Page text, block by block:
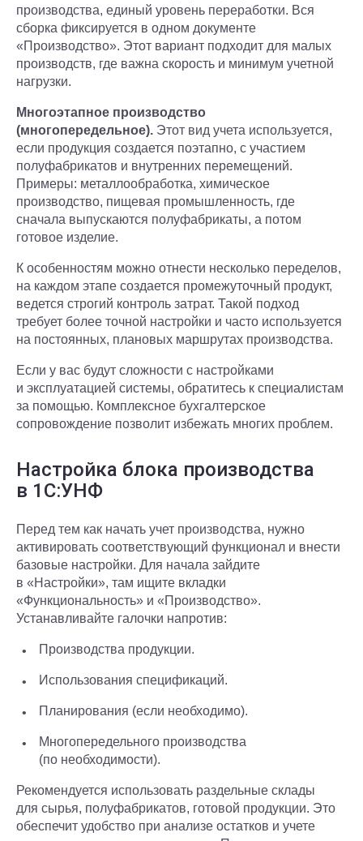
производства, единый уровень переработки. Вся
сборка фиксируется в одном документе
«Производство». Этот вариант подходит для малых
производств, где важна скорость и минимум учетной
нагрузки.
Многоэтапное производство
(многопередельное). Этот вид учета используется,
если продукция создается поэтапно, с участием
полуфабрикатов и внутренних перемещений.
Примеры: металлообработка, химическое
производство, пищевая промышленность, где
сначала выпускаются полуфабрикаты, а потом
готовое изделие.
К особенностям можно отнести несколько переделов,
на каждом этапе создается промежуточный продукт,
ведется строгий контроль затрат. Такой подход
требует более точной настройки и часто используется
на постоянных, плановых маршрутах производства.
Если у вас будут сложности с настройками
и эксплуатацией системы, обратитесь к специалистам
за помощью. Комплексное бухгалтерское
сопровождение позволит избежать многих проблем.
Настройка блока производства
в 1С:УНФ
Перед тем как начать учет производства, нужно
активировать соответствующий функционал и внести
базовые настройки. Для начала зайдите
в «Настройки», там ищите вкладки
«Функциональность» и «Производство».
Устанавливайте галочки напротив:
Производства продукции.
Использования спецификаций.
Планирования (если необходимо).
Многопередельного производства
(по необходимости).
Рекомендуется использовать раздельные склады
для сырья, полуфабрикатов, готовой продукции. Это
обеспечит удобство при анализе остатков и учете